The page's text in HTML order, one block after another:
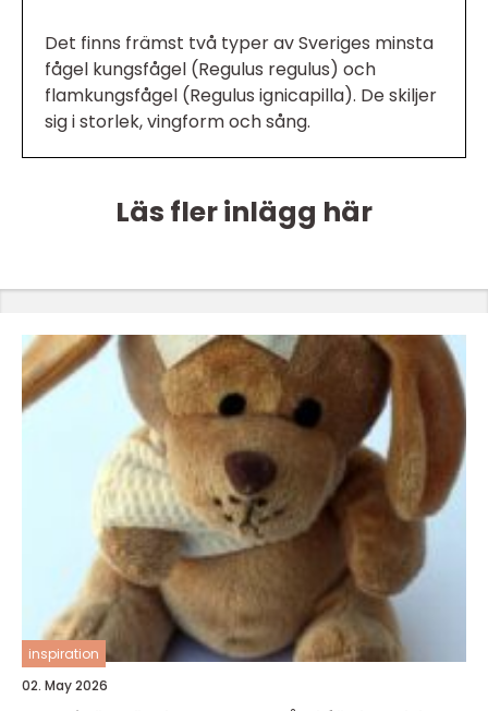
Det finns främst två typer av Sveriges minsta
fågel kungsfågel (Regulus regulus) och
flamkungsfågel (Regulus ignicapilla). De skiljer
sig i storlek, vingform och sång.
Läs fler inlägg här
inspiration
02. May 2026